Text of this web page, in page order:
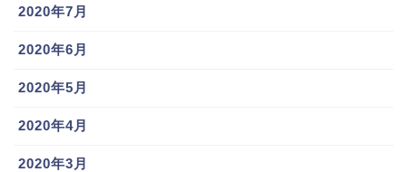
2020年7月
2020年6月
2020年5月
2020年4月
2020年3月